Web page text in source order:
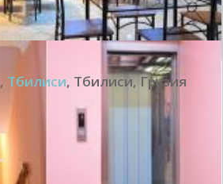
, Тбилиси, Тбилиси,Грузия